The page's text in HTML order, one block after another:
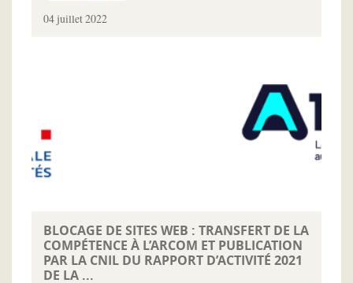
04 juillet 2022
BLOCAGE DE SITES WEB : TRANSFERT DE LA
COMPÉTENCE À L’ARCOM ET PUBLICATION
PAR LA CNIL DU RAPPORT D’ACTIVITÉ 2021
DE LA ...